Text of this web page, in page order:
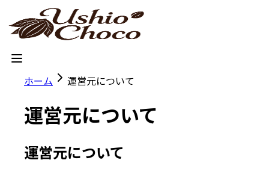
ホーム 運営元について
運営元について
運営元について